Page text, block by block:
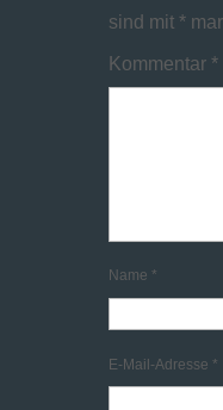
sind mit *
Kommentar *
Name *
E-Mail-Adresse *